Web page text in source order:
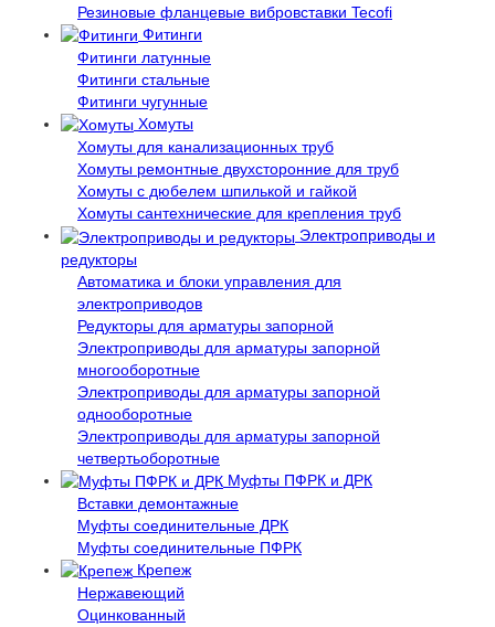
Резиновые фланцевые вибровставки Tecofi
Фитинги
Фитинги латунные
Фитинги стальные
Фитинги чугунные
Хомуты
Хомуты для канализационных труб
Хомуты ремонтные двухсторонние для труб
Хомуты с дюбелем шпилькой и гайкой
Хомуты сантехнические для крепления труб
Электроприводы и
редукторы
Автоматика и блоки управления для
электроприводов
Редукторы для арматуры запорной
Электроприводы для арматуры запорной
многооборотные
Электроприводы для арматуры запорной
однооборотные
Электроприводы для арматуры запорной
четвертьоборотные
Муфты ПФРК и ДРК
Вставки демонтажные
Муфты соединительные ДРК
Муфты соединительные ПФРК
Крепеж
Нержавеющий
Оцинкованный